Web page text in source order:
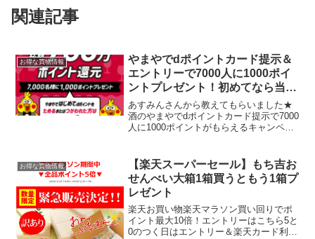
関連記事
お得な買物情報
やまやでdポイントカード提示＆
エントリーで7000人に1000ポイ
ントプレゼント！初めてなら当選
確率2倍
あすみんさんから教えてもらいました★
酒のやまやでdポイントカード提示で7000
人に1000ポイントがもらえるキャンペー
モバイルdポイントカード／dカード
GOLD／d...
お得な買物情報
【楽天スーパーセール】もち吉お
せんべい大箱1箱買うともう1箱プ
レゼント
楽天お買い物楽天マラソン買い回りでポ
イント最大10倍！エントリーはこちら5と
0のつく日はエントリー＆楽天カード利用